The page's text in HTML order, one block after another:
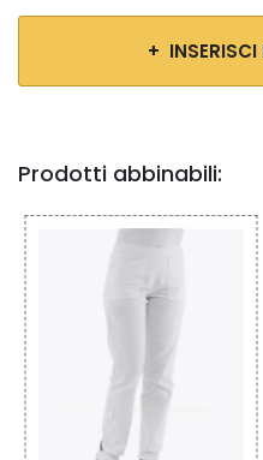
+ INSERISCI
Prodotti abbinabili: